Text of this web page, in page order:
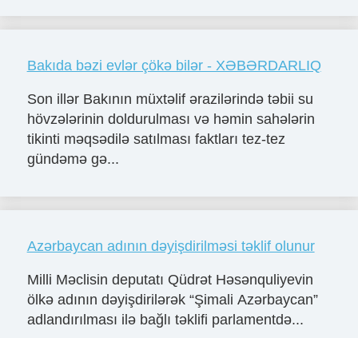
Bakıda bəzi evlər çökə bilər - XƏBƏRDARLIQ
Son illər Bakının müxtəlif ərazilərində təbii su
hövzələrinin doldurulması və həmin sahələrin
tikinti məqsədilə satılması faktları tez-tez
gündəmə gə...
Azərbaycan adının dəyişdirilməsi təklif olunur
Milli Məclisin deputatı Qüdrət Həsənquliyevin
ölkə adının dəyişdirilərək “Şimali Azərbaycan”
adlandırılması ilə bağlı təklifi parlamentdə...